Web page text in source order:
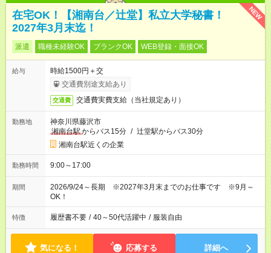
NEW
在宅OK！【湘南台／辻堂】私立大学秘書！
2027年3月末迄！
派遣 職種未経験OK ブランクOK WEB登録・面接OK
給与
時給1500円＋交
交通費別途支給あり
交通費 交通費実費支給（当社規定あり）
勤務地
神奈川県藤沢市
湘南台駅からバス15分 / 辻堂駅からバス30分
湘南台駅近くの企業
勤務時間 9:00～17:00
期間
2026/9/24～長期 ※2027年3月末までのお仕事です ※9月～
OK！
特徴 履歴書不要 / 40～50代活躍中 / 服装自由
気になる！ 応募する 詳細へ